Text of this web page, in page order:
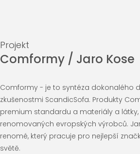
Projekt
Comformy / Jaro Kose
Comformy - je to syntéza dokonalého
zkušenostmi ScandicSofa. Produkty
premium standardu a materiály a
renomovaných evropských výrobců.
renomé, který pracuje pro nejlepší
světě.